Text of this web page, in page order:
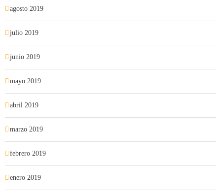
agosto 2019
julio 2019
junio 2019
mayo 2019
abril 2019
marzo 2019
febrero 2019
enero 2019